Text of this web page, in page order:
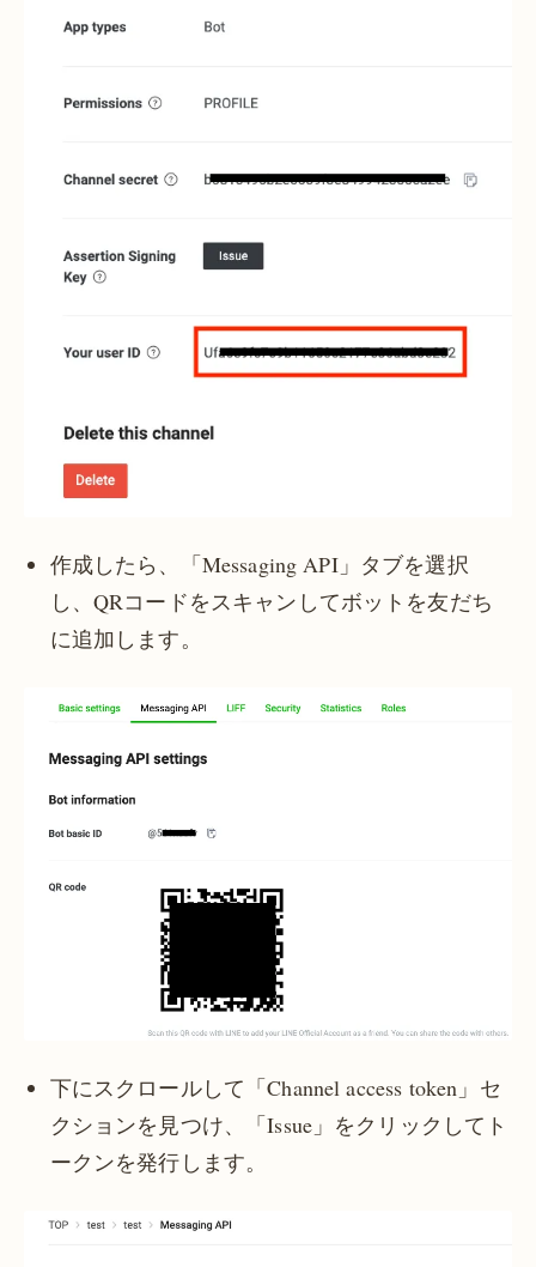
作成したら、「Messaging API」タブを選択
し、QRコードをスキャンしてボットを友だち
に追加します。
下にスクロールして「Channel access token」セ
クションを見つけ、「Issue」をクリックしてト
ークンを発行します。